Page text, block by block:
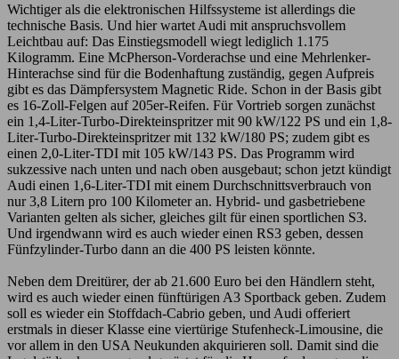
Wichtiger als die elektronischen Hilfssysteme ist allerdings die
technische Basis. Und hier wartet Audi mit anspruchsvollem
Leichtbau auf: Das Einstiegsmodell wiegt lediglich 1.175
Kilogramm. Eine McPherson-Vorderachse und eine Mehrlenker-
Hinterachse sind für die Bodenhaftung zuständig, gegen Aufpreis
gibt es das Dämpfersystem Magnetic Ride. Schon in der Basis gibt
es 16-Zoll-Felgen auf 205er-Reifen. Für Vortrieb sorgen zunächst
ein 1,4-Liter-Turbo-Direkteinspritzer mit 90 kW/122 PS und ein 1,8-
Liter-Turbo-Direkteinspritzer mit 132 kW/180 PS; zudem gibt es
einen 2,0-Liter-TDI mit 105 kW/143 PS. Das Programm wird
sukzessive nach unten und nach oben ausgebaut; schon jetzt kündigt
Audi einen 1,6-Liter-TDI mit einem Durchschnittsverbrauch von
nur 3,8 Litern pro 100 Kilometer an. Hybrid- und gasbetriebene
Varianten gelten als sicher, gleiches gilt für einen sportlichen S3.
Und irgendwann wird es auch wieder einen RS3 geben, dessen
Fünfzylinder-Turbo dann an die 400 PS leisten könnte.
Neben dem Dreitürer, der ab 21.600 Euro bei den Händlern steht,
wird es auch wieder einen fünftürigen A3 Sportback geben. Zudem
soll es wieder ein Stoffdach-Cabrio geben, und Audi offeriert
erstmals in dieser Klasse eine viertürige Stufenheck-Limousine, die
vor allem in den USA Neukunden akquirieren soll. Damit sind die